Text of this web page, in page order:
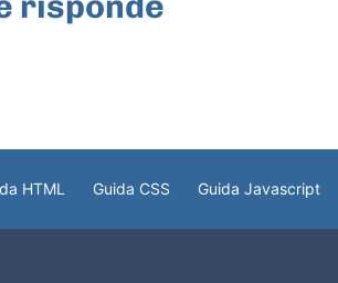
HTML Guida CSS Guida Javascript